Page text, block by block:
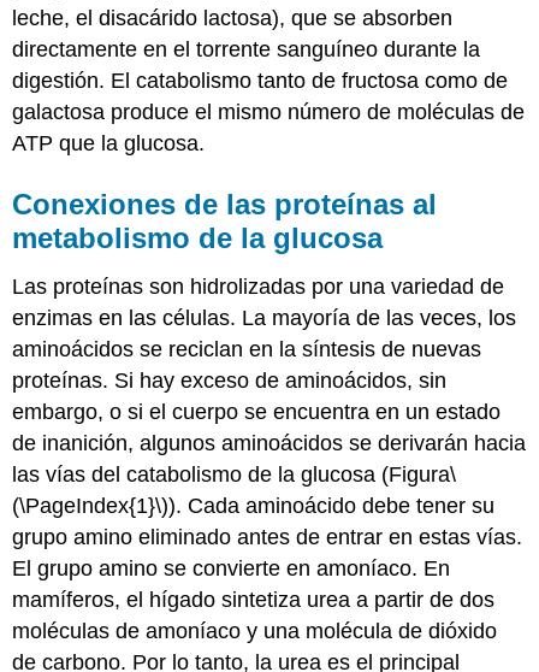
leche, el disacárido lactosa), que se absorben
directamente en el torrente sanguíneo durante la
digestión. El catabolismo tanto de fructosa como de
galactosa produce el mismo número de moléculas de
ATP que la glucosa.
Conexiones de las proteínas al
metabolismo de la glucosa
Las proteínas son hidrolizadas por una variedad de
enzimas en las células. La mayoría de las veces, los
aminoácidos se reciclan en la síntesis de nuevas
proteínas. Si hay exceso de aminoácidos, sin
embargo, o si el cuerpo se encuentra en un estado
de inanición, algunos aminoácidos se derivarán hacia
las vías del catabolismo de la glucosa (Figura\
(\PageIndex{1}\)). Cada aminoácido debe tener su
grupo amino eliminado antes de entrar en estas vías.
El grupo amino se convierte en amoníaco. En
mamíferos, el hígado sintetiza urea a partir de dos
moléculas de amoníaco y una molécula de dióxido
de carbono. Por lo tanto, la urea es el principal